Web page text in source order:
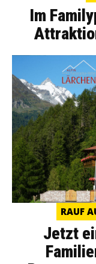
Im
RAUF
Jetzt